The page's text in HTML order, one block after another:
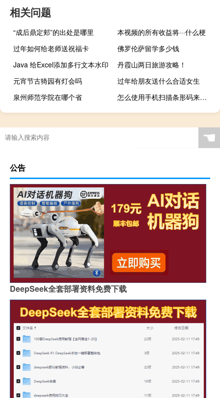
相关问题
“成后鼎定郏”的出处是哪里
本视频的所有收益将···什么梗
过年如何给老师送祝福卡
佛罗伦萨留学多少钱
Java 给Excel添加多行文本水印
丹霞山两日旅游攻略！
元宵节古猗园有灯会吗
过年给朋友送什么合适女生
泉州师范学院在哪个省
怎么使用手机扫描条形码来查看商品价格
☚
公告
DeepSeek全套部署资料免费下载